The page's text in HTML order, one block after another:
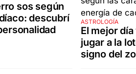
sos según
descubrí
ASTROLOGÍA
El mejor
jugar a la
signo del